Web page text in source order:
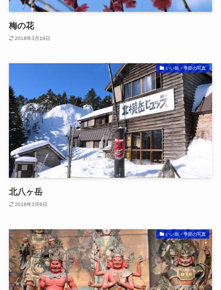
梅の花
2018年3月19日
いい旅・季節の写真
北八ヶ岳
2018年3月6日
いい旅・季節の写真